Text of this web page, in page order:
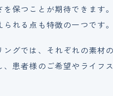
保つことが期待できます
れる点も特徴の一つです。
グでは、それぞれの素材
、患者様のご希望やライフ